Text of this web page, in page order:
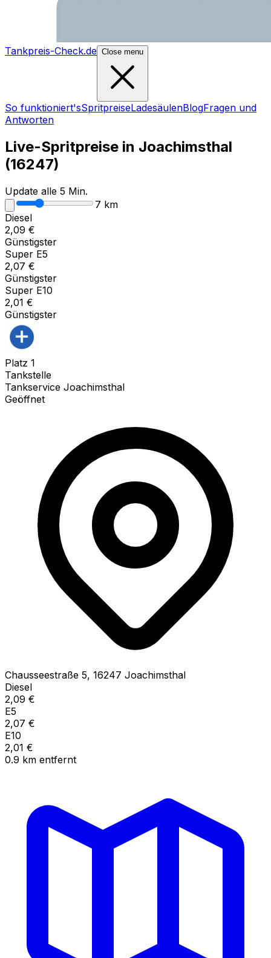
Tankpreis-Check.de Close menu
So funktioniert'sSpritpreiseLadesäulenBlogFragen und
Antworten
Live-Spritpreise in Joachimsthal
(16247)
Update alle 5 Min.
7 km
Diesel
2,09 €
Günstigster
Super E5
2,07 €
Günstigster
Super E10
2,01 €
Günstigster
Platz 1
Tankstelle
Tankservice Joachimsthal
Geöffnet
Chausseestraße 5, 16247 Joachimsthal
Diesel
2,09 €
E5
2,07 €
E10
2,01 €
0.9 km entfernt